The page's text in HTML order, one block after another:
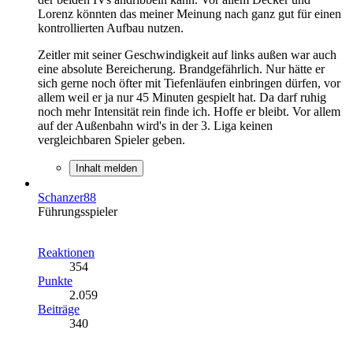
Lorenz könnten das meiner Meinung nach ganz gut für einen
kontrollierten Aufbau nutzen.
Zeitler mit seiner Geschwindigkeit auf links außen war auch
eine absolute Bereicherung. Brandgefährlich. Nur hätte er
sich gerne noch öfter mit Tiefenläufen einbringen dürfen, vor
allem weil er ja nur 45 Minuten gespielt hat. Da darf ruhig
noch mehr Intensität rein finde ich. Hoffe er bleibt. Vor allem
auf der Außenbahn wird's in der 3. Liga keinen
vergleichbaren Spieler geben.
Inhalt melden
Schanzer88
Führungsspieler
Reaktionen
354
Punkte
2.059
Beiträge
340